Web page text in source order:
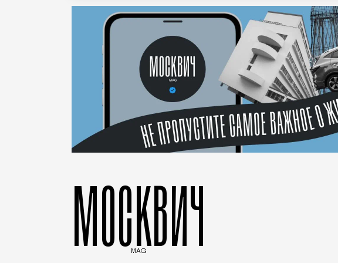
МОСКВИЧ
MAG